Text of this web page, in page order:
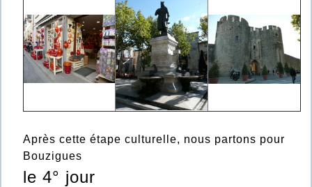
Après cette étape culturelle, nous partons pour
Bouzigues
le 4° jour